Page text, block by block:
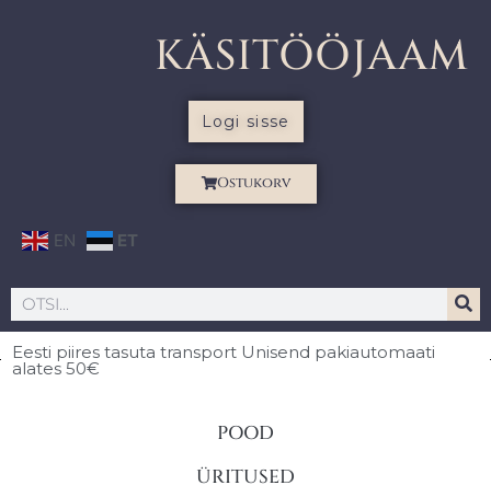
KÄSITÖÖJAAM
Logi sisse
Ostukorv
EN ET
Eesti piires tasuta transport Unisend pakiautomaati
alates 50€
POOD
ÜRITUSED